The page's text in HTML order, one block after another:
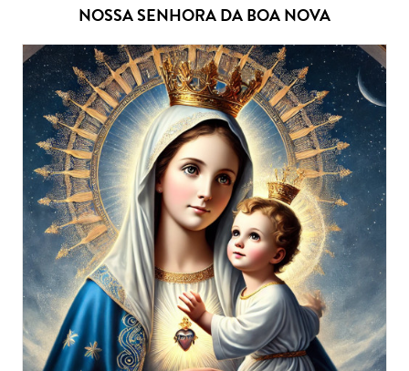
NOSSA SENHORA DA BOA NOVA